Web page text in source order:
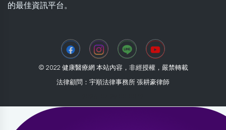
的最佳資訊平台。
© 2022 健康醫療網 本站內容，非經授權，嚴禁轉載
法律顧問：宇順法律事務所 張耕豪律師